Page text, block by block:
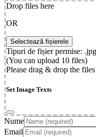
Drop files here
OR
Tipuri de fișier permise:
(You can upload 10 files)
Please drag & drop the
Set Image Texts
Nume
Email